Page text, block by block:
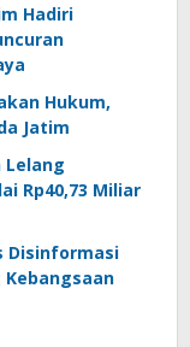
Hadiri
Hukum,
Jatim
Lelang
Rp40,73 Miliar
Disinformasi